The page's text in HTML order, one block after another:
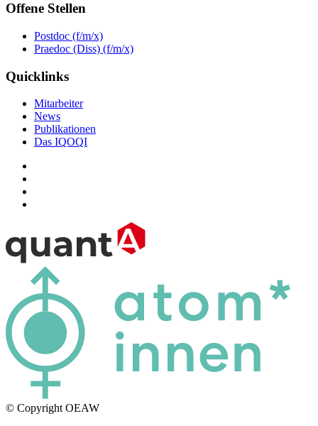
Offene Stellen
Postdoc (f/m/x)
Praedoc (Diss) (f/m/x)
Quicklinks
Mitarbeiter
News
Publikationen
Das IQOQI
© Copyright OEAW